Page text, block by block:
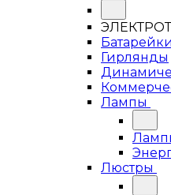
Батарейки
Гирлянды
Лампы
Люстры